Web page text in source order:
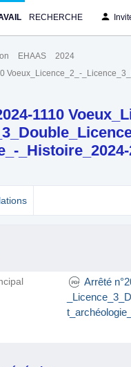
RECHERCHE
EHAAS 2024
Voeux_Licence_2_-
1110
Arrêté